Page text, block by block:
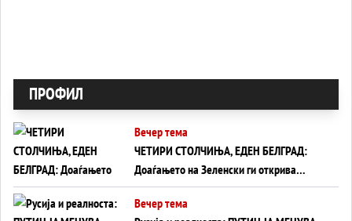
ПРОФИЛ
Вечер тема
ЧЕТИРИ СТОЛЧИЊА, ЕДЕН БЕЛГРАД:
Доаѓањето на Зеленски ги открива
тајните на политиката на балансирање
на Вучиќ
Вечер тема